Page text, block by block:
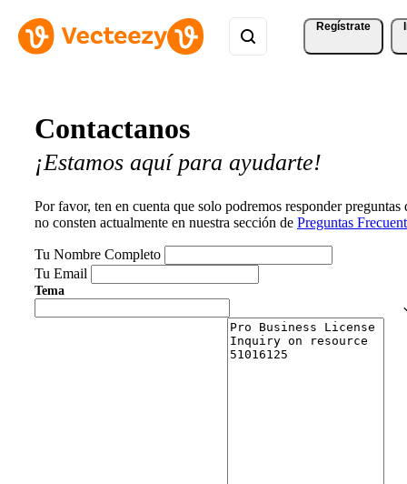
Regístrate
Contactanos
¡Estamos aquí para ayudarte!
Por favor, ten en cuenta que solo podremos responder preguntas
no consten actualmente en nuestra sección de Preguntas
Tu Nombre Completo
Tu Email
Tema